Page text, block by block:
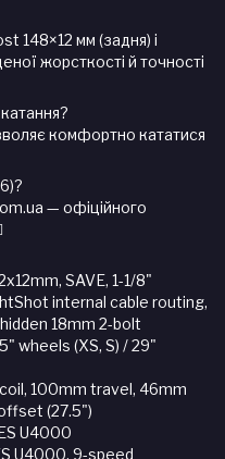
148×12 мм (задня) і
жорсткості й точності
комфортно кататися
— офіційного
SAVE, 1-1/8"
internal cable routing,
18mm 2-bolt
wheels (XS, S) / 29"
100mm travel, 46mm
(27.5")
U4000
U4000, 9-speed